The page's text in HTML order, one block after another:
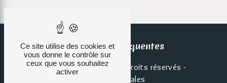
Recherches fréquentes
©Vistalid- 2026 - Tous droits réservés -
Mentions légales
Ce site utilise des cookies et
vous donne le contrôle sur
ceux que vous souhaitez
activer